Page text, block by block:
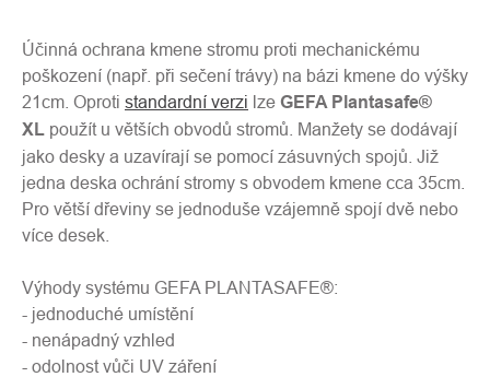
Účinná ochrana kmene stromu proti mechanickému
poškození (např. při sečení trávy) na bázi kmene do výšky
21cm. Oproti standardní verzi lze GEFA Plantasafe®
XL použít u větších obvodů stromů. Manžety se dodávají
jako desky a uzavírají se pomocí zásuvných spojů. Již
jedna deska ochrání stromy s obvodem kmene cca 35cm.
Pro větší dřeviny se jednoduše vzájemně spojí dvě nebo
více desek.
Výhody systému GEFA PLANTASAFE®:
- jednoduché umístění
- nenápadný vzhled
- odolnost vůči UV záření